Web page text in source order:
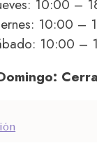
10:00 –
10:00 –
10:00 –